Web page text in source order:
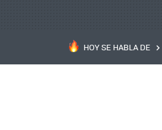
HOY SE HABLA DE